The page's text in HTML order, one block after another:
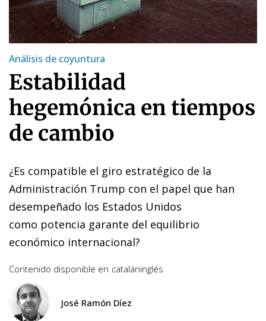
Análisis de coyuntura
Estabilidad
hegemónica en tiempos
de cambio
¿Es compatible el giro estratégico de la
Administración Trump con el papel que han
desempeñado los Estados Unidos
como potencia garante del equilibrio
económico internacional?
Contenido disponible en cataláninglés
José Ramón Díez